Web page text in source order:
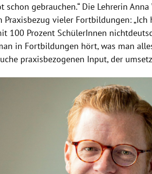
schon gebrauchen.“ Die Lehrerin
vieler Fortbildungen: „Ich
100 Prozent SchülerInnen
in Fortbildungen hört, was man
praxisbezogenen Input, der
schließen